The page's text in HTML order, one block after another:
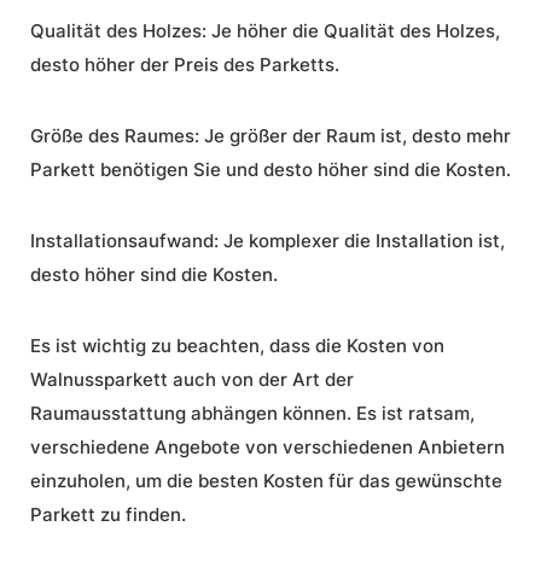
Qualität des Holzes: Je höher die Qualität des Holzes,
desto höher der Preis des Parketts.
Größe des Raumes: Je größer der Raum ist, desto mehr
Parkett benötigen Sie und desto höher sind die Kosten.
Installationsaufwand: Je komplexer die Installation ist,
desto höher sind die Kosten.
Es ist wichtig zu beachten, dass die Kosten von
Walnussparkett auch von der Art der
Raumausstattung abhängen können. Es ist ratsam,
verschiedene Angebote von verschiedenen Anbietern
einzuholen, um die besten Kosten für das gewünschte
Parkett zu finden.